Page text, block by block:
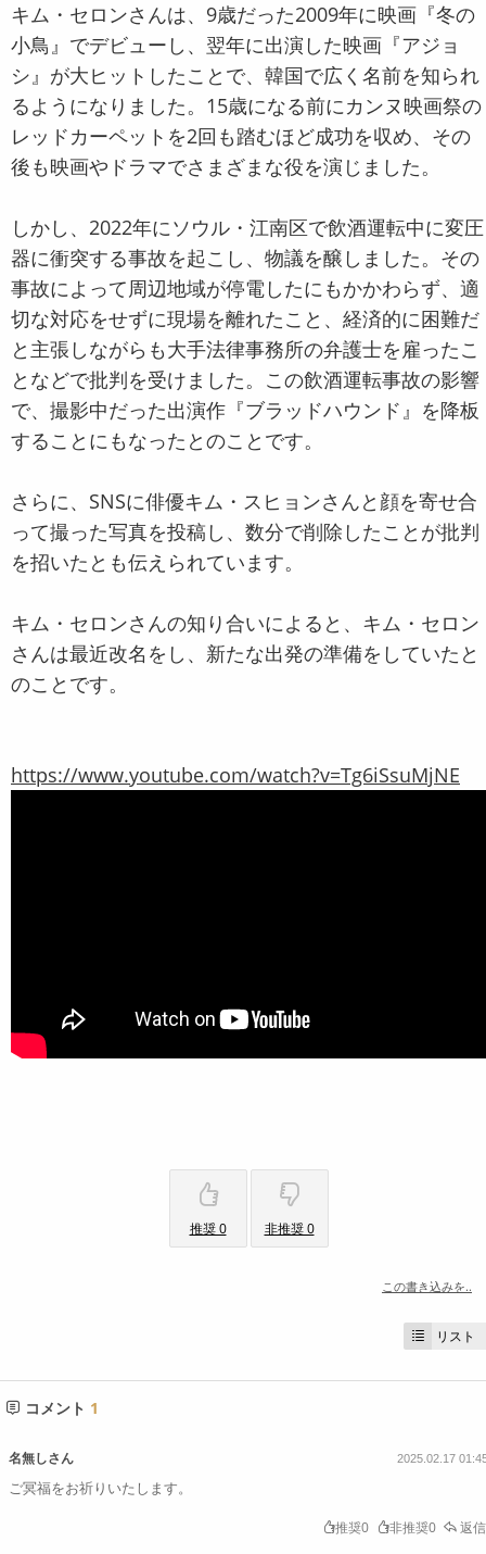
キム・セロンさんは、9歳だった2009年に映画『冬の
小鳥』でデビューし、翌年に出演した映画『アジョ
シ』が大ヒットしたことで、韓国で広く名前を知られ
るようになりました。15歳になる前にカンヌ映画祭の
レッドカーペットを2回も踏むほど成功を収め、その
後も映画やドラマでさまざまな役を演じました。
しかし、2022年にソウル・江南区で飲酒運転中に変圧
器に衝突する事故を起こし、物議を醸しました。その
事故によって周辺地域が停電したにもかかわらず、適
切な対応をせずに現場を離れたこと、経済的に困難だ
と主張しながらも大手法律事務所の弁護士を雇ったこ
となどで批判を受けました。この飲酒運転事故の影響
で、撮影中だった出演作『ブラッドハウンド』を降板
することにもなったとのことです。
さらに、SNSに俳優キム・スヒョンさんと顔を寄せ合
って撮った写真を投稿し、数分で削除したことが批判
を招いたとも伝えられています。
キム・セロンさんの知り合いによると、キム・セロン
さんは最近改名をし、新たな出発の準備をしていたと
のことです。
https://www.youtube.com/watch?v=Tg6iSsuMjNE
推奨 0 非推奨 0
この書き込みを..
リスト
コメント 1
名無しさん 2025.02.17
ご冥福をお祈りいたします。
推奨0 非推奨0 返信